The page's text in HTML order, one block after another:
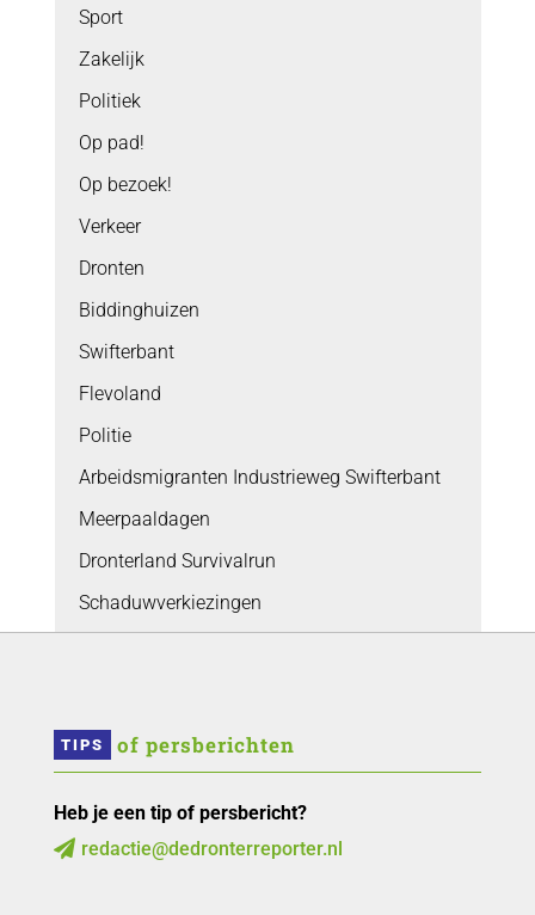
Sport
Zakelijk
Politiek
Op pad!
Op bezoek!
Verkeer
Dronten
Biddinghuizen
Swifterbant
Flevoland
Politie
Arbeidsmigranten Industrieweg Swifterbant
Meerpaaldagen
Dronterland Survivalrun
Schaduwverkiezingen
TIPS of persberichten
Heb je een tip of persbericht?
 redactie@dedronterreporter.nl